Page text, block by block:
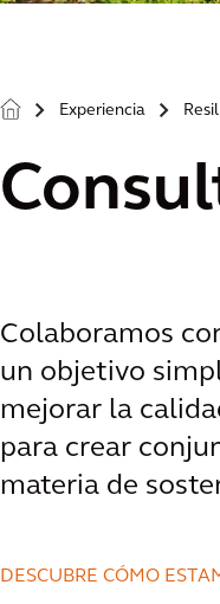
> Experiencia >
Colaboramos
un objetivo
mejorar la
para crear
materia de
DESCUBRE CÓMO